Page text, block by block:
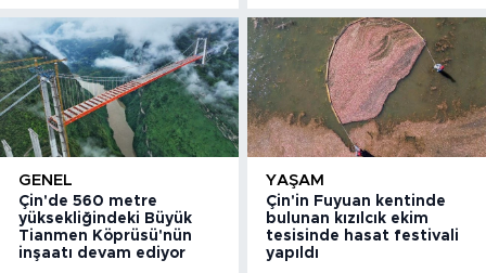
GENEL
Çin'de 560 metre
yüksekliğindeki Büyük
Tianmen Köprüsü'nün
inşaatı devam ediyor
YAŞAM
Çin'in Fuyuan kentinde
bulunan kızılcık ekim
tesisinde hasat festivali
yapıldı